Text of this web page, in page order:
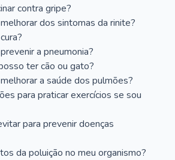
contra gripe?
dos sintomas da rinite?
a pneumonia?
ter cão ou gato?
a saúde dos pulmões?
para praticar exercícios se sou
para prevenir doenças
da poluição no meu organismo?